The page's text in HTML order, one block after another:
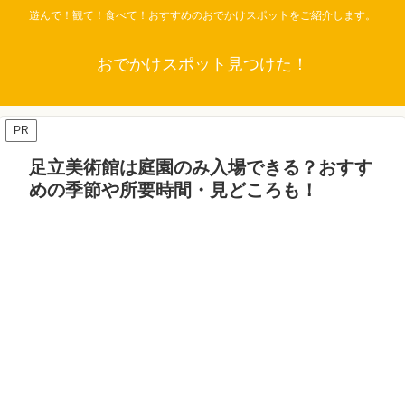
遊んで！観て！食べて！おすすめのおでかけスポットをご紹介します。
おでかけスポット見つけた！
PR
足立美術館は庭園のみ入場できる？おすす
めの季節や所要時間・見どころも！